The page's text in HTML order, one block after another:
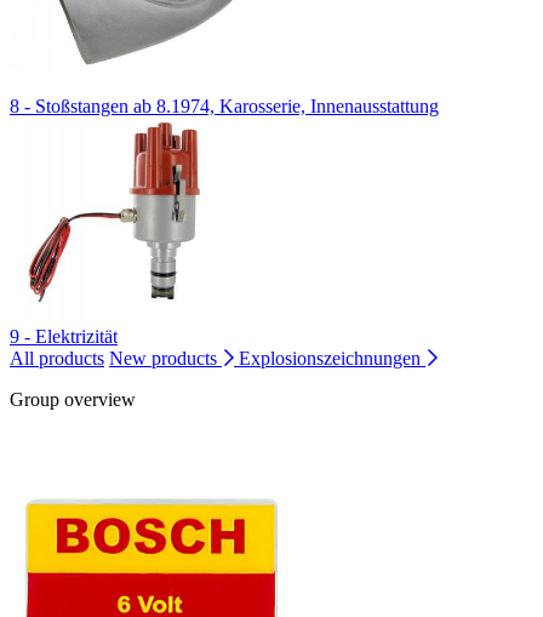
8 - Stoßstangen ab 8.1974, Karosserie, Innenausstattung
9 - Elektrizität
All products New products
Explosionszeichnungen
Group overview